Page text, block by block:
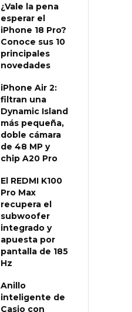
¿Vale la pena
esperar el
iPhone 18 Pro?
Conoce sus 10
principales
novedades
iPhone Air 2:
filtran una
Dynamic Island
más pequeña,
doble cámara
de 48 MP y
chip A20 Pro
El REDMI K100
Pro Max
recupera el
subwoofer
integrado y
apuesta por
pantalla de 185
Hz
Anillo
inteligente de
Casio con